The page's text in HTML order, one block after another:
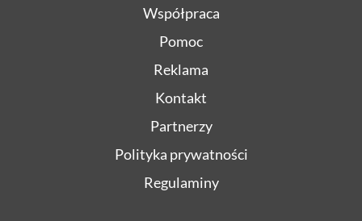
Współpraca
Pomoc
Reklama
Kontakt
Partnerzy
Polityka prywatności
Regulaminy